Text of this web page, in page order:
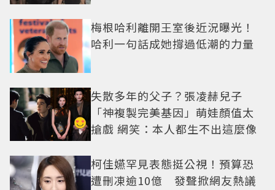
梅根哈利離開王室後近況曝光！
哈利一句話成她撐過低潮的力量
失散多年的父子？張凌赫兒子
「神複製完美基因」萌娃顏值太
搶戲 網笑：本人都生不出這麼像
柯佳嬿罕見表態挺公視！預算恐
遭刪凍逾10億 發聲掀網友熱議